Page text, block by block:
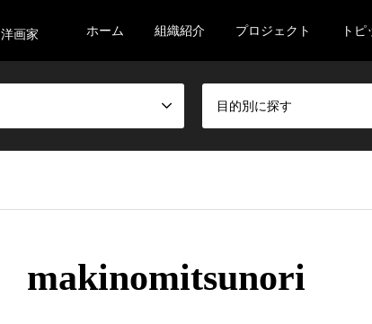
洋画家 ホーム 組織紹介 プロジェクト トピ
目的別に探す
makinomitsunori